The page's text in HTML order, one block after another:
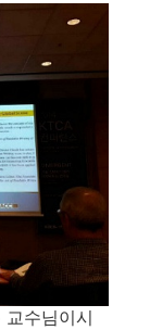
수님이시